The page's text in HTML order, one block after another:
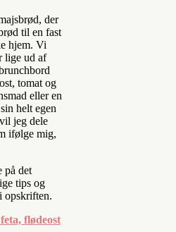
der
til en fast
hjem. Vi
lige ud af
tomat og
eller en
helt egen
jeg dele
ifølge mig,
på det
tips og
opskriften.
flødeost